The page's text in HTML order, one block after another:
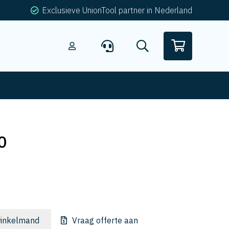
Exclusieve UnionTool partner in Nederland
Vraag offerte aan